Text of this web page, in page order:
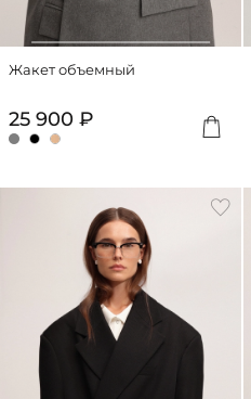
Жакет объемный
25 900 ₽